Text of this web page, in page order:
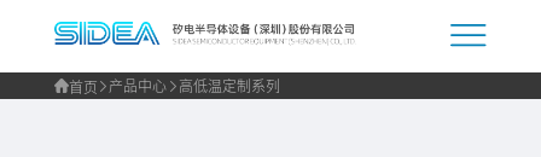
首页 产品中心 高低温定制系列